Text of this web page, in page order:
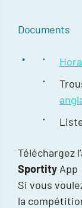
Documents
Téléchargez
Sportity App
Si vous
la